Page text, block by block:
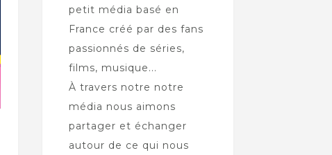
petit média basé en
France créé par des fans
passionnés de séries,
films, musique...
À travers notre notre
média nous aimons
partager et échanger
autour de ce qui nous